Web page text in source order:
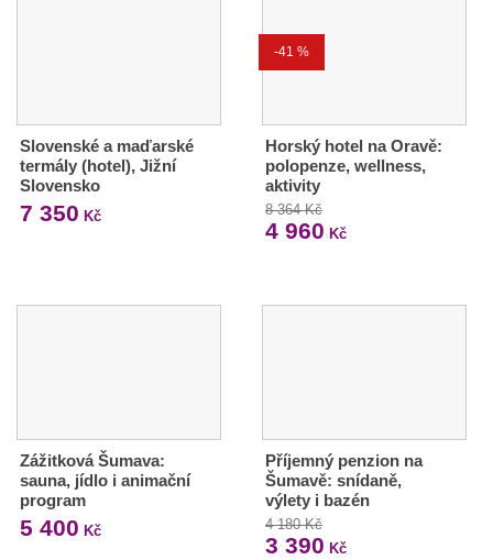
Slovenské a maďarské
termály (hotel), Jižní
Slovensko
7 350 Kč
-41 %
Horský hotel na Oravě:
polopenze, wellness,
aktivity
8 364 Kč
4 960 Kč
Zážitková Šumava:
sauna, jídlo i animační
program
5 400 Kč
Příjemný penzion na
Šumavě: snídaně,
výlety i bazén
4 180 Kč
3 390 Kč